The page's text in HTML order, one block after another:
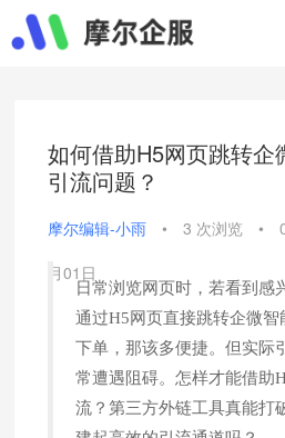
如何借助H5网页跳转企
引流问题？
摩尔编辑-小雨 • 3 次浏览 •
月01日
日常浏览网页时，若看到感
通过H5网页直接跳转企微智
下单，那该多便捷。但实际
常遭遇阻碍。怎样才能借助
流？第三方外链工具真能打